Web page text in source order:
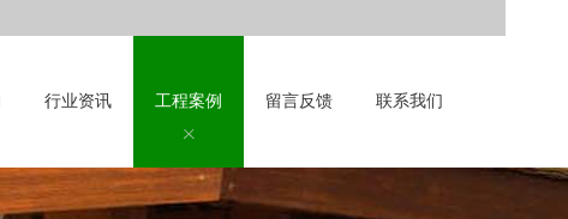
行业资讯 工程案例 留言反馈 联系我们